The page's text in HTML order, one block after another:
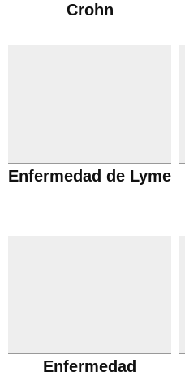
Crohn
Enfermedad de Lyme
Enfermedad